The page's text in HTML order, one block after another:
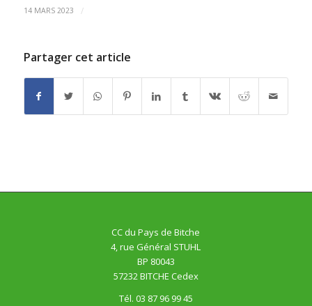
14 MARS 2023 /
Partager cet article
CC du Pays de Bitche
4, rue Général STUHL
BP 80043
57232 BITCHE Cedex
Tél. 03 87 96 99 45